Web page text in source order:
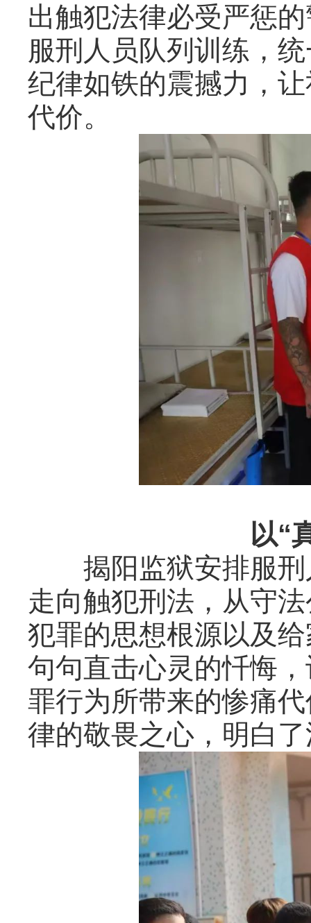
出触犯法律必受严惩
服刑人员队列训练，
纪律如铁的震撼力，
代价。
以“
揭阳监狱安排服
走向触犯刑法，从守
犯罪的思想根源以及
句句直击心灵的忏悔
罪行为所带来的惨痛
律的敬畏之心，明白